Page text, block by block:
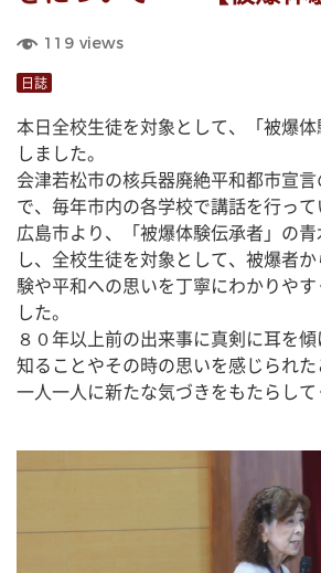
119 views
日誌
本日全校生徒を対象として、「被爆
しました。
会津若松市の核兵器廃絶平和都市宣
で、毎年市内の各学校で講話を行って
広島市より、「被爆体験伝承者」の
し、全校生徒を対象として、被爆者
験や平和への思いを丁寧にわかりや
した。
８０年以上前の出来事に真剣に耳を
知ることやその時の思いを感じられた
一人一人に新たな気づきをもたらして